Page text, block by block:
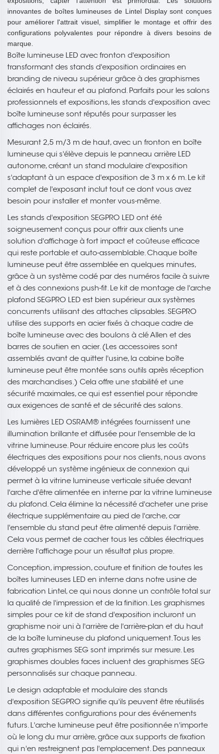
innovantes de boîtes lumineuses de Lintel Display sont conçues
pour améliorer l'attrait visuel, simplifier le montage et offrir des
configurations polyvalentes pour répondre à divers besoins de
marque.
Boîte lumineuse LED avec fronton d'exposition
transformant des stands d'exposition ordinaires en
branding de niveau supérieur grâce à des graphismes
éclairés en hauteur et au plafond. Parfaits pour les salons
professionnels et expositions, les stands d'exposition avec
boîte lumineuse sont réputés pour surpasser les
affichages non éclairés.
Mesurant 2,5 m/3 m de haut, avec un fronton en boîte
lumineuse qui s'élève depuis le panneau arrière LED
autonome, créant un stand modulaire d'exposition
s'adaptant à un espace d'exposition de 3 m x 6 m. Le kit
complet de l'exposant inclut tout ce dont vous avez
besoin pour installer et monter vous-même.
Les stands d'exposition SEGPRO LED ont été
soigneusement conçus pour offrir aux clients une
solution d'affichage à fort impact et coûteuse efficace
qui reste portable et auto-assemblable. Chaque boîte
lumineuse peut être assemblée en quelques minutes,
grâce à un système codé par des numéros facile à suivre
et à des connexions push-fit. Le kit de montage de l'arche
plafond SEGPRO LED est bien supérieur aux systèmes
concurrents utilisant des attaches clipsables. SEGPRO
utilise des supports en acier fixés à chaque cadre de
boîte lumineuse avec des boulons à clé Allen et des
barres de soutien en acier. (Les accessoires sont
assemblés avant de quitter l'usine, la cabine boîte
lumineuse peut être montée sans outils après réception
des marchandises.) Cela offre une stabilité et une
sécurité maximales, ce qui est essentiel pour répondre
aux exigences de santé et de sécurité des salons.
Les lumières LED OSRAM® intégrées fournissent une
illumination brillante et diffusée pour l'ensemble de la
vitrine lumineuse. Pour réduire encore plus les coûts
électriques des expositions pour nos clients, nous avons
développé un système ingénieux de connexion qui
permet à la vitrine lumineuse verticale située devant
l'arche d'être alimentée en interne par la vitrine lumineuse
du plafond. Cela élimine la nécessité d'acheter une prise
électrique supplémentaire au pied de l'arche, car
l'ensemble du stand peut être alimenté depuis l'arrière.
Cela vous permet de cacher tous les câbles électriques
derrière l'affichage pour un résultat plus propre.
Conception, impression, couture et finition de toutes les
boîtes lumineuses LED en interne dans notre usine de
fabrication Lintel, ce qui nous donne un contrôle total sur
la qualité de l'impression et de la finition. Les graphismes
simples pour ce kit de stand d'exposition incluront un
graphisme noir uni à l'arrière de l'arrière-plan et du haut
de la boîte lumineuse du plafond uniquement. Tous les
autres graphismes SEG sont imprimés sur mesure. Les
graphismes doubles faces incluent des graphismes SEG
personnalisés sur chaque panneau.
Le design adaptable et modulaire des stands
d'exposition SEGPRO signifie qu'ils peuvent être réutilisés
dans différentes configurations pour des événements
futurs. L'arche lumineuse peut être positionnée n'importe
où le long du mur arrière, grâce aux supports de fixation
qui n'en restreignent pas l'emplacement. Des panneaux